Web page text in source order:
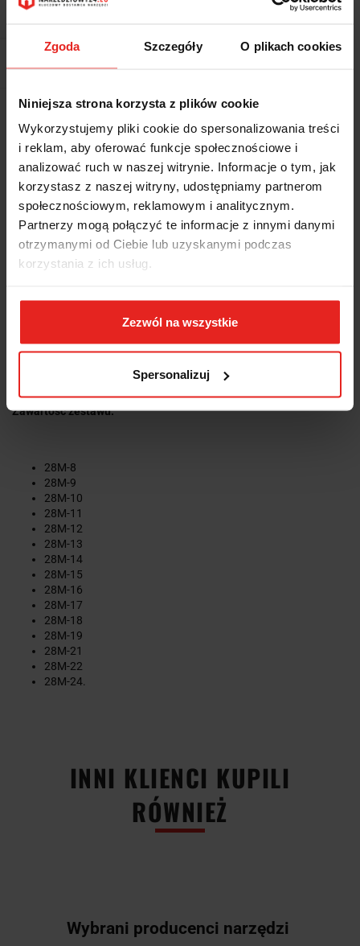
Zgoda Szczegóły O plikach cookies
Niniejsza strona korzysta z plików cookie
Wykorzystujemy pliki cookie do spersonalizowania treści
i reklam, aby oferować funkcje społecznościowe i
analizować ruch w naszej witrynie. Informacje o tym, jak
korzystasz z naszej witryny, udostępniamy partnerom
społecznościowym, reklamowym i analitycznym.
Partnerzy mogą połączyć te informacje z innymi danymi
otrzymanymi od Ciebie lub uzyskanymi podczas
korzystania z ich usług.
Zezwól na wszystkie
Spersonalizuj
Waga
Wysyłka+2dni (dostawa 0 od 1000zł net.*)
OPIS
INFORMACJE DOT.
BEZPIECZEŃSTWA
OPINIE I OCENY (0)
Zestaw kluczy nasadowych, wygiętych, metrycznych. Pakowany w
Zawartość zestawu:
28M-8
28M-9
28M-10
28M-11
28M-12
28M-13
28M-14
28M-15
28M-16
28M-17
28M-18
28M-19
28M-21
28M-22
28M-24.
INNI KLIENCI KUPILI
RÓWNIEŻ
Wybrani producenci narzędzi